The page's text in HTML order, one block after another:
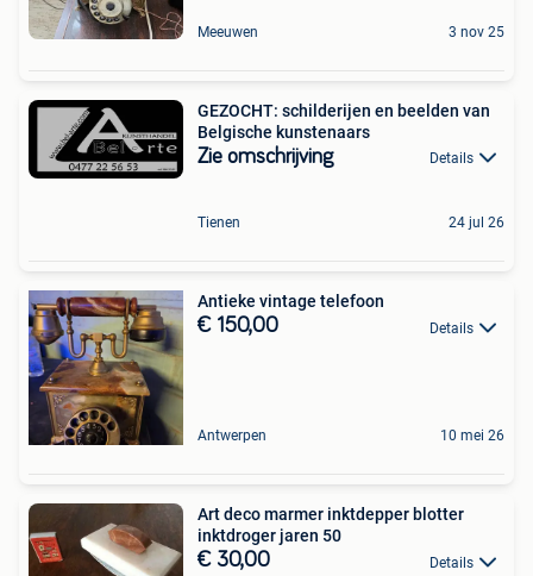
Meeuwen 3 nov 25
GEZOCHT: schilderijen en beelden van
Belgische kunstenaars
Zie omschrijving Details
Tienen 24 jul 26
Antieke vintage telefoon
€ 150,00 Details
Antwerpen 10 mei 26
Art deco marmer inktdepper blotter
inktdroger jaren 50
€ 30,00 Details